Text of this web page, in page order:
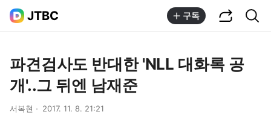
JTBC 구독
파견검사도 반대한 'NLL 대화록 공
개'..그 뒤엔 남재준
서복현 2017. 11. 8. 21:21